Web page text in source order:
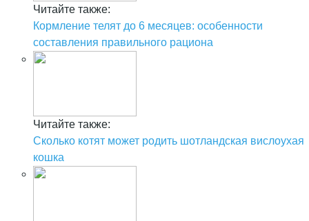
Читайте также:
Кормление телят до 6 месяцев: особенности
составления правильного рациона
Читайте также:
Сколько котят может родить шотландская вислоухая
кошка